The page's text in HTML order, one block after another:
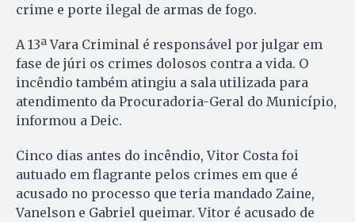
crime e porte ilegal de armas de fogo.
A 13ª Vara Criminal é responsável por julgar em
fase de júri os crimes dolosos contra a vida. O
incêndio também atingiu a sala utilizada para
atendimento da Procuradoria-Geral do Município,
informou a Deic.
Cinco dias antes do incêndio, Vitor Costa foi
autuado em flagrante pelos crimes em que é
acusado no processo que teria mandado Zaine,
Vanelson e Gabriel queimar. Vitor é acusado de